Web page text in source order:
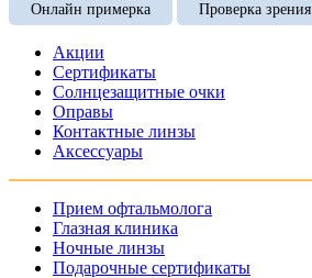
Онлайн примерка Проверка зрения
Акции
Сертификаты
Солнцезащитные очки
Оправы
Контактные линзы
Аксессуары
Прием офтальмолога
Глазная клиника
Ночные линзы
Подарочные сертификаты